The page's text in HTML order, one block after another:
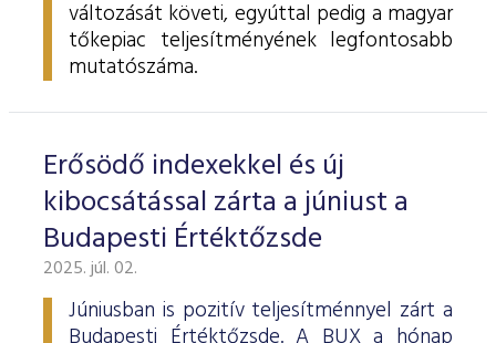
változását követi, egyúttal pedig a magyar
tőkepiac teljesítményének legfontosabb
mutatószáma.
Erősödő indexekkel és új
kibocsátással zárta a júniust a
Budapesti Értéktőzsde
2025. júl. 02.
Júniusban is pozitív teljesítménnyel zárt a